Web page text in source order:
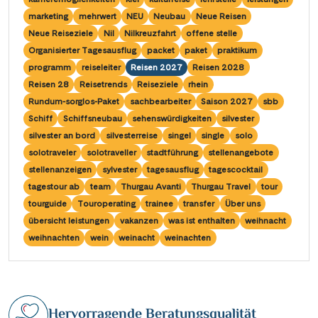
marketing
mehrwert NEU Neubau
Neue Reisen
Neue Reiseziele
Nil Nilkreuzfahrt
offene stelle
Organisierter Tagesausflug
packet paket
praktikum
programm
reiseleiter Reisen 2027
Reisen 2028
Reisen 28
Reisetrends Reiseziele
rhein
Rundum-sorglos-Paket
sachbearbeiter Saison 2027
sbb
Schiff
Schiffsneubau sehenswürdigkeiten
silvester
silvester an bord
silvesterreise singel single
solo
solotraveler
solotraveller stadtführung
stellenangebote
stellenanzeigen
sylvester tagesausflug
tagescocktail
tagestour ab
team Thurgau Avanti Thurgau Travel
tour
tourguide
Touroperating trainee transfer
Über uns
übersicht leistungen
vakanzen was ist enthalten
weihnacht
weihnachten
wein weinacht weinachten
Saar (10)
Seine, Oise & Schelde(6)
Spree (4)
Weser, Ems & Hunte(2)
Weser, Ems-/ Mittellandkanal (15)
Porta Nigra(12)
Reichsburg Cochem(15)
Saarschleife(7)
Schiffshebewerk Arzviller (3)
Schiffshebewerk Niederfinow(19)
Schiffshebewerk Scharnebeck(8)
Schloss Heidelberg(6)
Schloss Sanssouci (11)
Schloss Schönbrunn(5)
Schlögener Schlinge(8)
Stift Melk
Passau(7)
Porto(12)
Potsdam(1)
Regensburg(1)
Rotterdam (2)
Saarbrücken(5)
Saarburg(1)
Stralsund(6)
Strasbourg(1)
Valence